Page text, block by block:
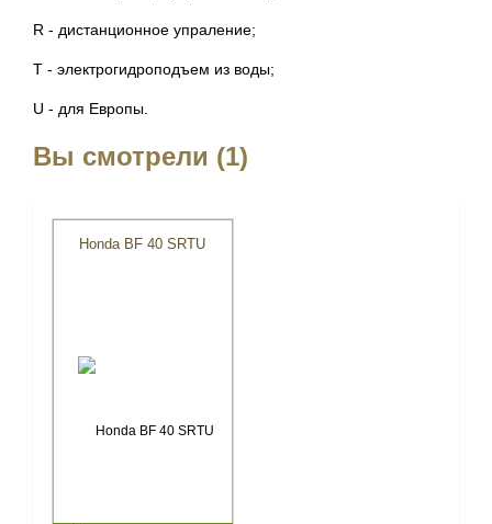
R - дистанционное упраление;
T - электрогидроподъем из воды;
U - для Европы.
Вы смотрели (1)
Honda BF 40 SRTU